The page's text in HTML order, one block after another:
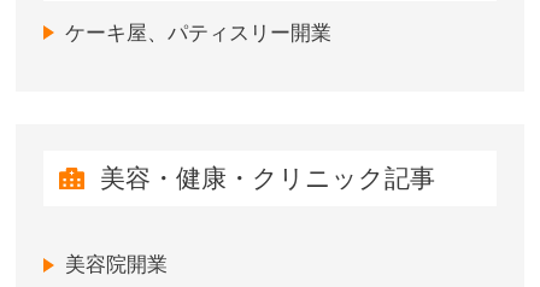
ケーキ屋、パティスリー開業
美容・健康・クリニック記事
美容院開業